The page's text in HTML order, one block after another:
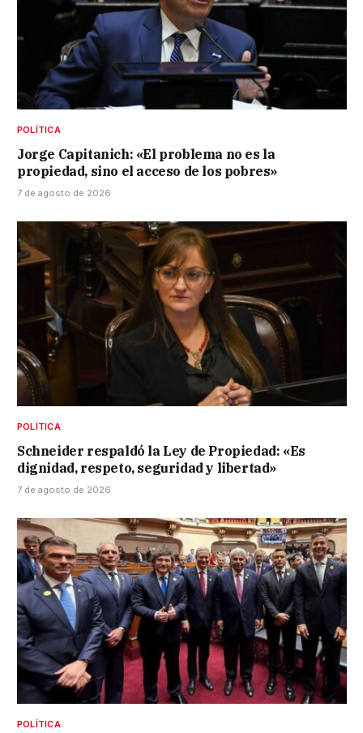
POLÍTICA
Jorge Capitanich: «El problema no es la
propiedad, sino el acceso de los pobres»
7 de agosto de 2026
POLÍTICA
Schneider respaldó la Ley de Propiedad: «Es
dignidad, respeto, seguridad y libertad»
7 de agosto de 2026
POLÍTICA